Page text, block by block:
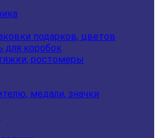
подарков, цветов
для коробок
ростомеры
медали, значки